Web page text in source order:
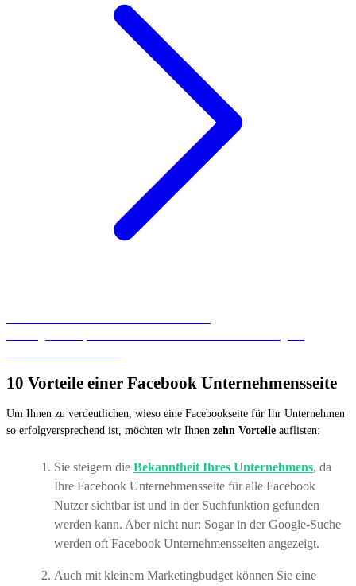
10 Vorteile einer Facebook Unternehmensseite
Um Ihnen zu verdeutlichen, wieso eine Facebookseite für Ihr Unternehmen
so erfolgversprechend ist, möchten wir Ihnen zehn Vorteile auflisten:
Sie steigern die Bekanntheit Ihres Unternehmens, da
Ihre Facebook Unternehmensseite für alle Facebook
Nutzer sichtbar ist und in der Suchfunktion gefunden
werden kann. Aber nicht nur: Sogar in der Google-Suche
werden oft Facebook Unternehmensseiten angezeigt.
Auch mit kleinem Marketingbudget können Sie eine